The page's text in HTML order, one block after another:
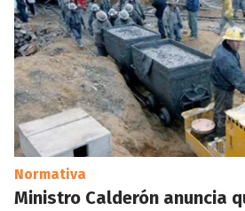
Normativa
Ministro Calderón anuncia